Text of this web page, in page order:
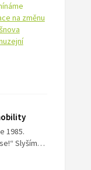
na změnu
1985.
Slyším…